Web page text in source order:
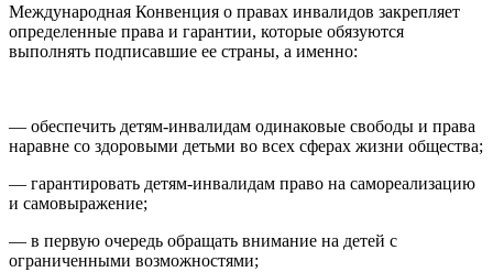
Международная Конвенция о правах инвалидов закрепляет
определенные права и гарантии, которые обязуются
выполнять подписавшие ее страны, а именно:
— обеспечить детям-инвалидам одинаковые свободы и права
наравне со здоровыми детьми во всех сферах жизни общества;
— гарантировать детям-инвалидам право на самореализацию
и самовыражение;
— в первую очередь обращать внимание на детей с
ограниченными возможностями;